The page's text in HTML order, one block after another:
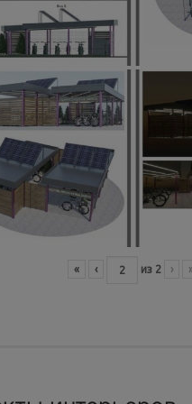
« ‹ из 2 ›